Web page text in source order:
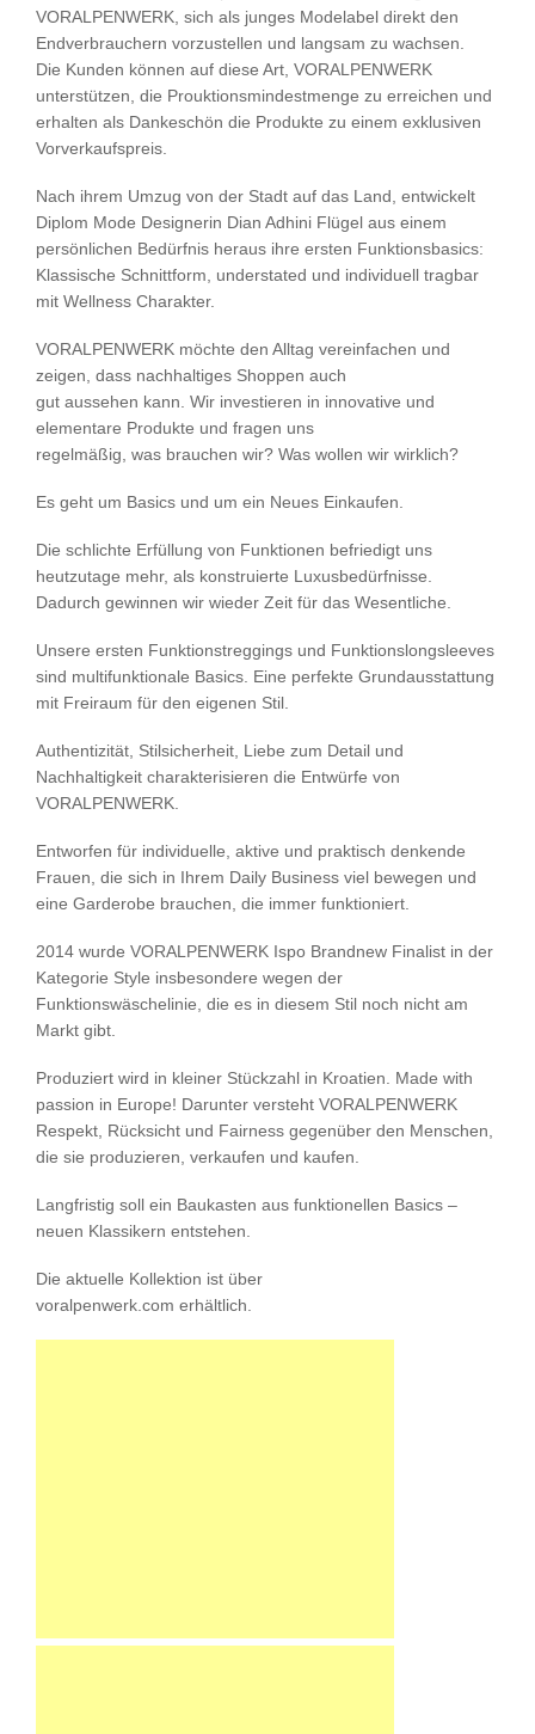
VORALPENWERK, sich als junges Modelabel direkt den
Endverbrauchern vorzustellen und langsam zu wachsen.
Die Kunden können auf diese Art, VORALPENWERK
unterstützen, die Prouktionsmindestmenge zu erreichen und
erhalten als Dankeschön die Produkte zu einem exklusiven
Vorverkaufspreis.
Nach ihrem Umzug von der Stadt auf das Land, entwickelt
Diplom Mode Designerin Dian Adhini Flügel aus einem
persönlichen Bedürfnis heraus ihre ersten Funktionsbasics:
Klassische Schnittform, understated und individuell tragbar
mit Wellness Charakter.
VORALPENWERK möchte den Alltag vereinfachen und
zeigen, dass nachhaltiges Shoppen auch
gut aussehen kann. Wir investieren in innovative und
elementare Produkte und fragen uns
regelmäßig, was brauchen wir? Was wollen wir wirklich?
Es geht um Basics und um ein Neues Einkaufen.
Die schlichte Erfüllung von Funktionen befriedigt uns
heutzutage mehr, als konstruierte Luxusbedürfnisse.
Dadurch gewinnen wir wieder Zeit für das Wesentliche.
Unsere ersten Funktionstreggings und Funktionslongsleeves
sind multifunktionale Basics. Eine perfekte Grundausstattung
mit Freiraum für den eigenen Stil.
Authentizität, Stilsicherheit, Liebe zum Detail und
Nachhaltigkeit charakterisieren die Entwürfe von
VORALPENWERK.
Entworfen für individuelle, aktive und praktisch denkende
Frauen, die sich in Ihrem Daily Business viel bewegen und
eine Garderobe brauchen, die immer funktioniert.
2014 wurde VORALPENWERK Ispo Brandnew Finalist in der
Kategorie Style insbesondere wegen der
Funktionswäschelinie, die es in diesem Stil noch nicht am
Markt gibt.
Produziert wird in kleiner Stückzahl in Kroatien. Made with
passion in Europe! Darunter versteht VORALPENWERK
Respekt, Rücksicht und Fairness gegenüber den Menschen,
die sie produzieren, verkaufen und kaufen.
Langfristig soll ein Baukasten aus funktionellen Basics –
neuen Klassikern entstehen.
Die aktuelle Kollektion ist über
voralpenwerk.com erhältlich.